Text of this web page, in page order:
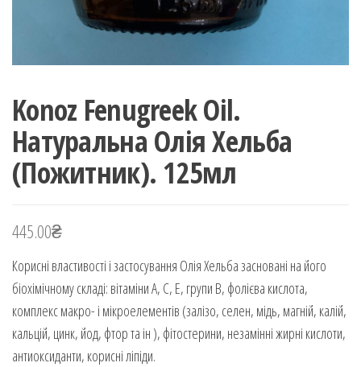
Konoz Fenugreek Oil.
Натуральна Олія Хельба
(Пожитник). 125мл
445.00₴
Корисні властивості і застосування Олія Хельба засновані на його
біохімічному складі: вітаміни А, С, Е, групи В, фолієва кислота,
комплекс макро- і мікроелементів (залізо, селен, мідь, магній, калій,
кальцій, цинк, йод, фтор та ін ), фітостерини, незамінні жирні кислоти,
антиоксиданти, корисні ліпіди.